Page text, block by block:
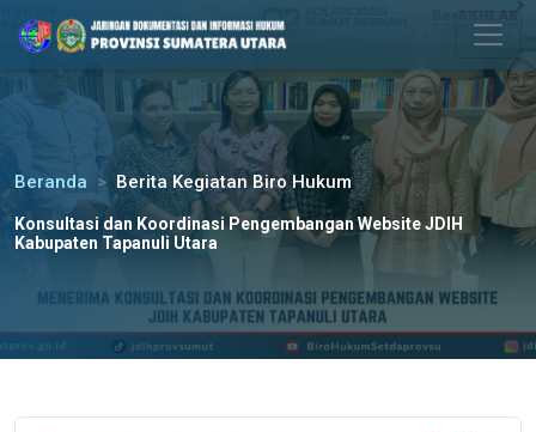
Please
note:
This
website
accessibility
system.
Beranda Berita Kegiatan Biro Hukum
Konsultasi dan Koordinasi Pengembangan Website JDIH
Kabupaten Tapanuli Utara